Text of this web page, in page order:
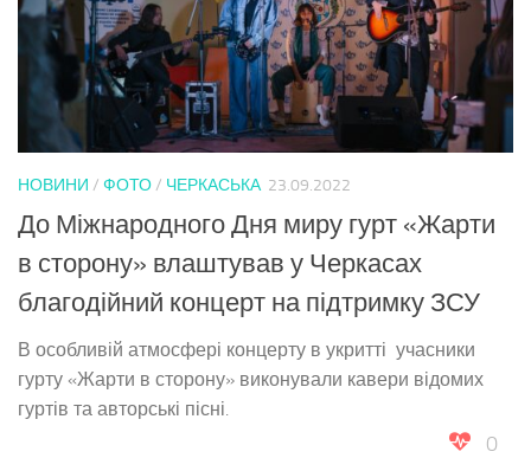
НОВИНИ / ФОТО/ ЧЕРКАСЬКА 23.09.2022
До Міжнародного Дня миру гурт «Жарти
в сторону» влаштував у Черкасах
благодійний концерт на підтримку ЗСУ
В особливій атмосфері концерту в укритті учасники
гурту «Жарти в сторону» виконували кавери відомих
гуртів та авторські пісні.
0